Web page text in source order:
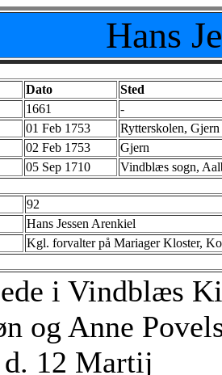
Hans
Dato
Sted
1661
-
01 Feb 1753
Rytterskolen,
02 Feb 1753
Gjern
05 Sep 1710 Vindblæs sogn,
92
Hans Jessen Arenkiel
Kgl. forvalter på Mariager Kloster,
i Vindblæs
og Anne
12 Martij